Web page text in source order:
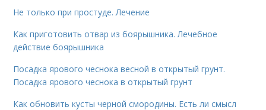
Не только при простуде. Лечение
Как приготовить отвар из боярышника. Лечебное
действие боярышника
Посадка ярового чеснока весной в открытый грунт.
Посадка ярового чеснока в открытый грунт
Как обновить кусты черной смородины. Есть ли смысл